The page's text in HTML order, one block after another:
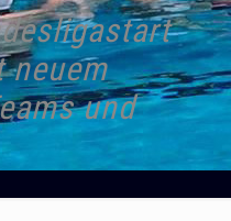
neuem
und